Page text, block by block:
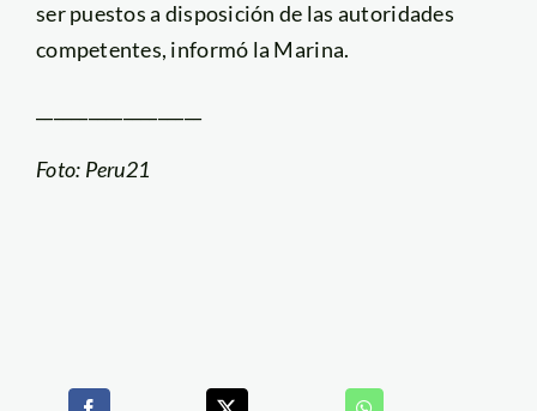
ser puestos a disposición de las autoridades
competentes, informó la Marina.
Foto: Peru21